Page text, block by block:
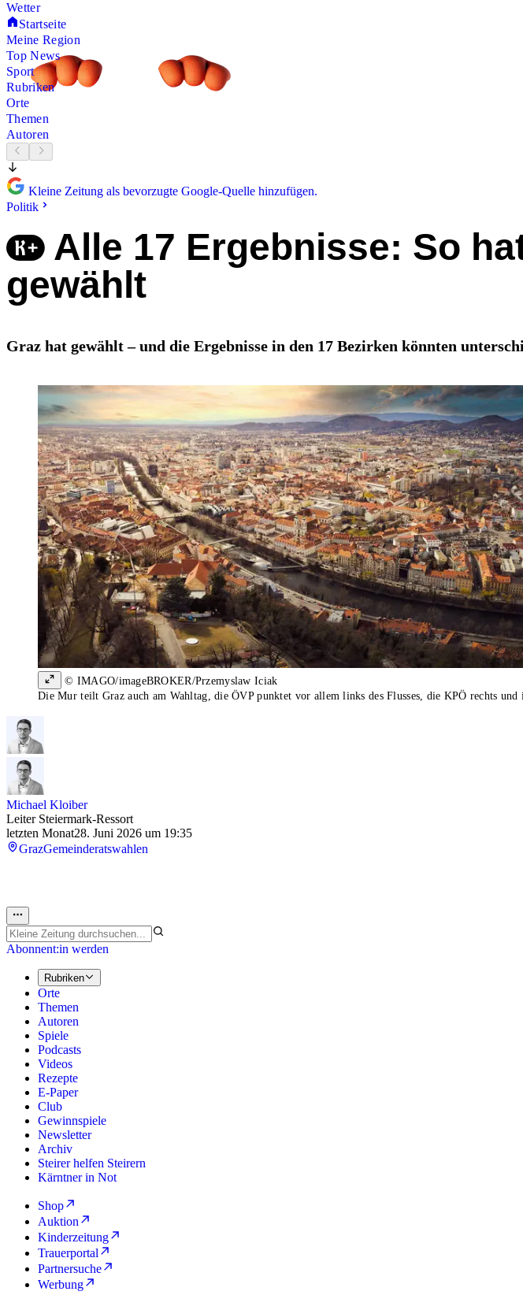
Wetter
Startseite
Meine Region
Top News
Sport
Rubriken
Orte
Themen
Autoren
Kleine Zeitung als bevorzugte Google-Quelle hinzufügen.
Politik
Alle 17 Ergebnisse: So
gewählt
Graz hat gewählt – und die Ergebnisse in den 17 Bezirken könnten
© IMAGO/imageBROKER/Przemyslaw Iciak
Die Mur teilt Graz auch am Wahltag, die ÖVP punktet vor allem links des Flusses, die KPÖ rechts und
Michael Kloiber
Leiter Steiermark-Ressort
letzten Monat28. Juni 2026 um 19:35
GrazGemeinderatswahlen
Abonnent:in werden
Rubriken
Orte
Themen
Autoren
Spiele
Podcasts
Videos
Rezepte
E-Paper
Club
Gewinnspiele
Newsletter
Archiv
Steirer helfen Steirern
Kärntner in Not
Shop
Auktion
Kinderzeitung
Trauerportal
Partnersuche
Werbung